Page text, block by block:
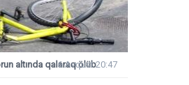
altında qalaraq ölüb
6 Avqust 20:47